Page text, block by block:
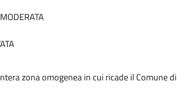
zona omogenea in cui ricade il Comune di